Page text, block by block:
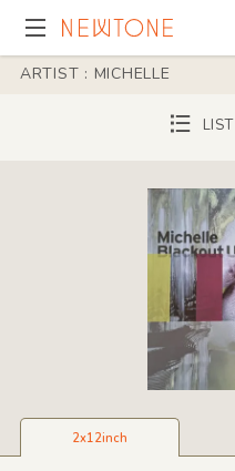
ARTIST : MICHELLE
LIST
2x12inch